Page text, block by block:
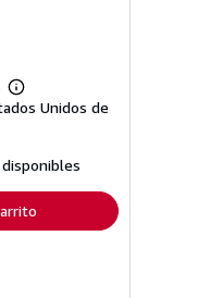
Más
información
tarifas
de
envío
Unidos de